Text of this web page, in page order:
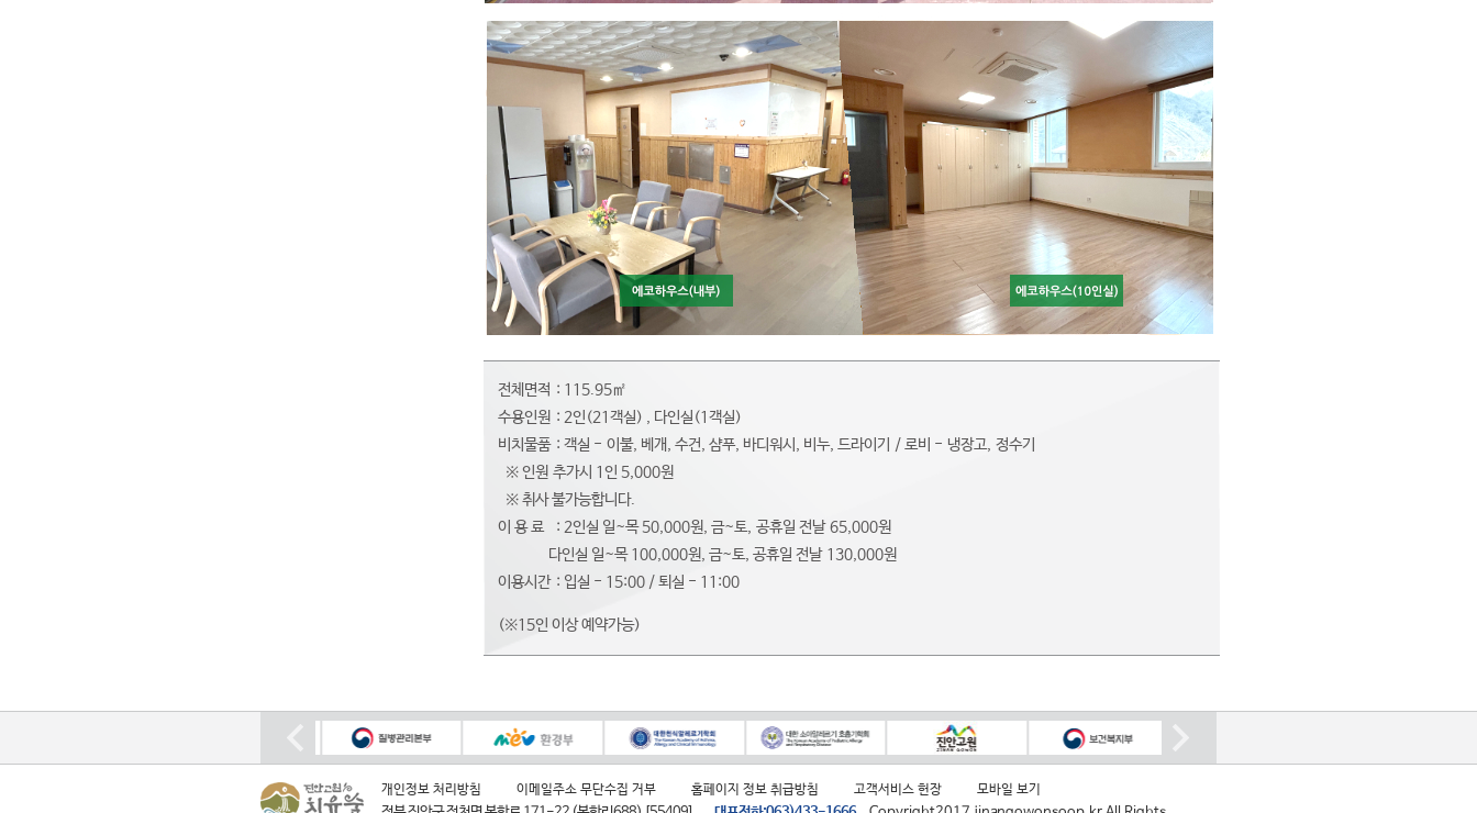
전체면적 : 115.95㎡
수용인원 : 2인(21객실) , 다인실(1객실)
비치물품 : 객실 - 이불, 베개, 수건, 샴푸, 바디워시, 비누, 드라이기 / 로비 - 냉장고, 정수기
※ 인원 추가시 1인 5,000원
※ 취사 불가능합니다.
이 용 료
: 2인실 일~목 50,000원, 금~토, 공휴일 전날 65,000원
다인실 일~목 100,000원, 금~토, 공휴일 전날 130,000원
이용시간 : 입실 - 15:00 / 퇴실 - 11:00
(※15인 이상 예약가능)
개인정보 처리방침 이메일주소 무단수집 거부 홈페이지 정보 취급방침 고객서비스 헌장 모바일 보기